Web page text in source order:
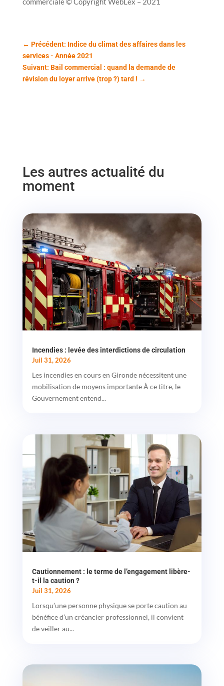
← Précédent: Indice du climat des affaires dans les
services - Année 2021
Suivant: Bail commercial : quand la demande de
révision du loyer arrive (trop ?) tard ! →
Les autres actualité du
moment
Incendies : levée des interdictions de circulation
Juil 31, 2026
Les incendies en cours en Gironde nécessitent une
mobilisation de moyens importante À ce titre, le
Gouvernement entend...
Cautionnement : le terme de l’engagement libère-
t-il la caution ?
Juil 31, 2026
Lorsqu’une personne physique se porte caution au
bénéfice d’un créancier professionnel, il convient
de veiller au...